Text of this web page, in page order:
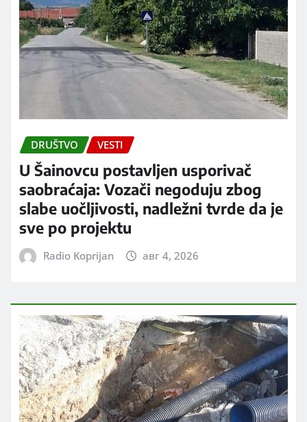
DRUŠTVO VESTI
U Šainovcu postavljen usporivač
saobraćaja: Vozači negoduju zbog
slabe uočljivosti, nadležni tvrde da je
sve po projektu
Radio Koprijan авг 4, 2026